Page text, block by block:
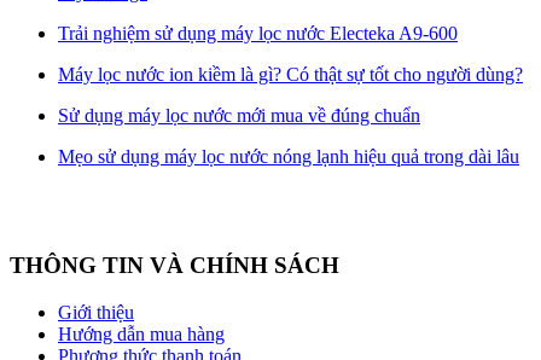
Trải nghiệm sử dụng máy lọc nước Electeka A9-600
Máy lọc nước ion kiềm là gì? Có thật sự tốt cho người dùng?
Sử dụng máy lọc nước mới mua về đúng chuẩn
Mẹo sử dụng máy lọc nước nóng lạnh hiệu quả trong dài lâu
THÔNG TIN VÀ CHÍNH SÁCH
Giới thiệu
Hướng dẫn mua hàng